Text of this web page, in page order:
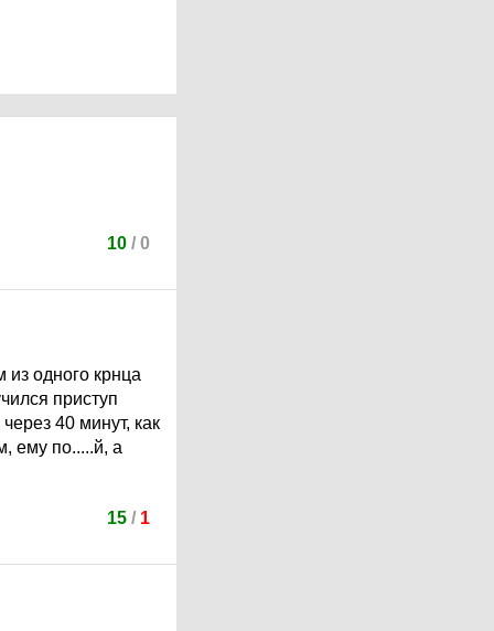
10 / 0
одного крнца
приступ
40 минут, как
ему по.....й, а
15 / 1